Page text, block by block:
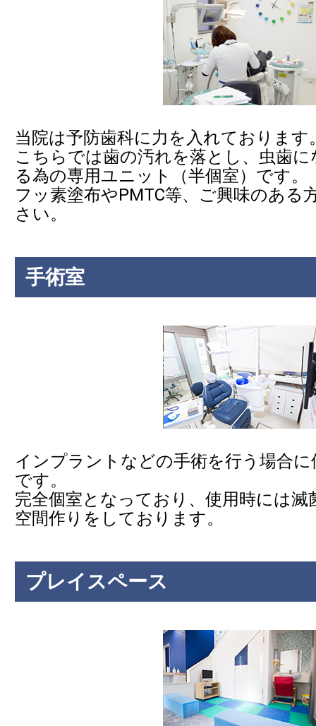
当院は予防歯科に力を入れております
こちらでは歯の汚れを落とし、虫歯
る為の専用ユニット（半個室）です。
フッ素塗布やPMTC等、ご興味のある
さい。
手術室
インプラントなどの手術を行う場合
です。
完全個室となっており、使用時には滅
空間作りをしております。
プレイスペース